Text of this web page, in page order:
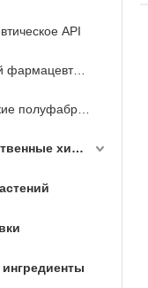
API
Индивидуальный фармацевтический API
Сельскохозяйственные химикаты